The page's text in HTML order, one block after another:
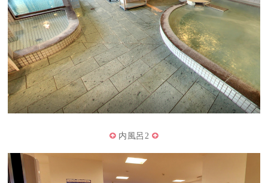
内風呂2